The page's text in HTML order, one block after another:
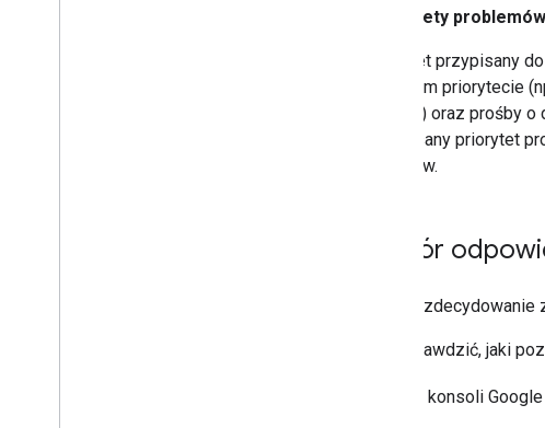
Priorytety problemów
Priorytet przypisany
wyższym priorytecie
P3 i P4) oraz prośby
Przypisany priorytet
zasobów.
Wybór
Google
Aby sprawdzić, jaki
W konsoli